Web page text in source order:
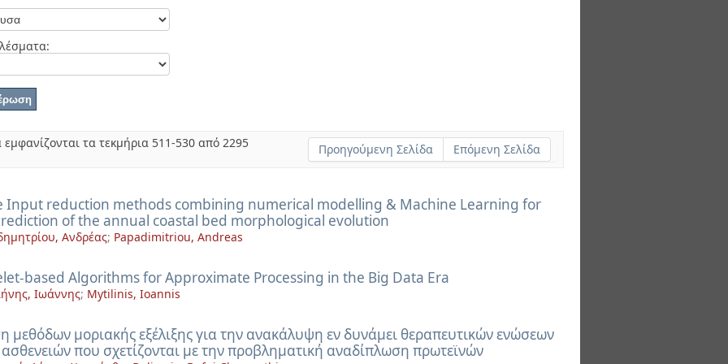
τα τεκμήρια 511-530 από 2295 Προηγούμενη Σελίδα Επόμενη Σελίδα
Input reduction methods combining numerical modelling & Machine Learning for
of the annual coastal bed morphological evolution
Ανδρέας; Papadimitriou, Andreas
based Algorithms for Approximate Processing in the Big Data Era
Ιωάννης; Mytilinis, Ioannis
μεθόδων μοριακής εξέλιξης για την ανακάλυψη εν δυνάμει θεραπευτικών ενώσεων
που σχετίζονται με την προβληματική αναδίπλωση πρωτεϊνών